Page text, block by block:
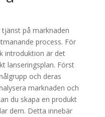
på marknaden
process. För
introduktion är det
lanseringsplan. Först
och deras
marknaden och
du skapa en produkt
dem. Detta innebär